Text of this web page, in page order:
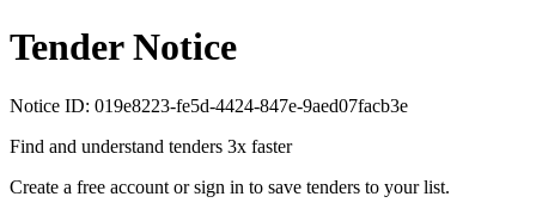
Tender Notice
Notice ID: 019e8223-fe5d-4424-847e-9aed07facb3e
Find and understand tenders 3x faster
Create a free account or sign in to save tenders to your list.